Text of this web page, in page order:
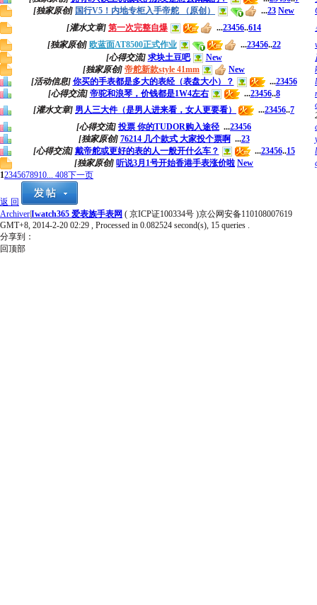
[独家原创] 国行V5！内地专柜入手帝舵 （原创） ...23 New
[灌水文章] 第一次完整自爆 ...23456..614
[独家原创] 欧蓝面AT8500正式作业 ...23456..22
[心得交流] 求块土豆吧 New
[独家原创] 帝舵新款style 41mm New
[活动信息] 你买的手表都是多大的表经（表盘大小）？ ...23456
[心得交流] 帝驼和浪琴，价钱都是1W4左右 ...23456..8
[灌水文章] 男人三大件（是男人进来看，女人更要看） ...23456..7
[心得交流] 投票 你的TUDOR购入途径 ...23456
[独家原创] 76214 几个款式 大家投个票啊 ...23
[心得交流] 戴帝舵或更好的表的人一般开什么车？ ...23456..15
[独家原创] 听说3月1号开始香港手表涨价啦 New
12345678910... 408下一页
返 回
ArchiverIwatch365 爱表族手表网 ( 京ICP证100334号 )京公网安备110108007619
GMT+8, 2014-2-20 02:29 , Processed in 0.082524 second(s), 15 queries .
分享到：
回顶部